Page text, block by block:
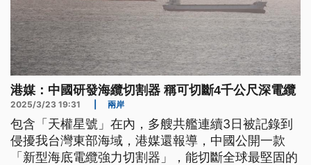
港媒：中國研發海纜切割器 稱可切斷4千公尺深電纜
2025/3/23 19:31 兩岸
包含「天權星號」在內，多艘共艦連續3日被記錄到
侵擾我台灣東部海域，港媒還報導，中國公開一款
「新型海底電纜強力切割器」，能切斷全球最堅固的